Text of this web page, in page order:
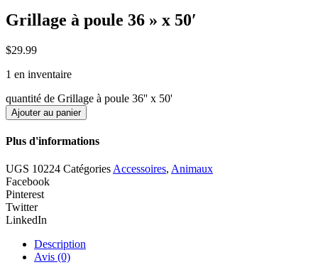
Grillage à poule 36 » x 50′
$29.99
1 en inventaire
quantité de Grillage à poule 36'' x 50'
Ajouter au panier
Plus d'informations
UGS 10224 Catégories Accessoires, Animaux
Facebook
Pinterest
Twitter
LinkedIn
Description
Avis (0)